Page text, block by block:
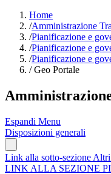
Home
/Amministrazione
/Pianificazione e
/Pianificazione e
/Pianificazione e
/Geo Portale
Espandi Menu
Disposizioni generali
Link alla sotto-sezione
LINK ALLA SEZIONE